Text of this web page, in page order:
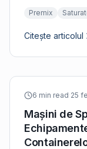
Premix
Citește articolul
6 min read·25
Mașini de